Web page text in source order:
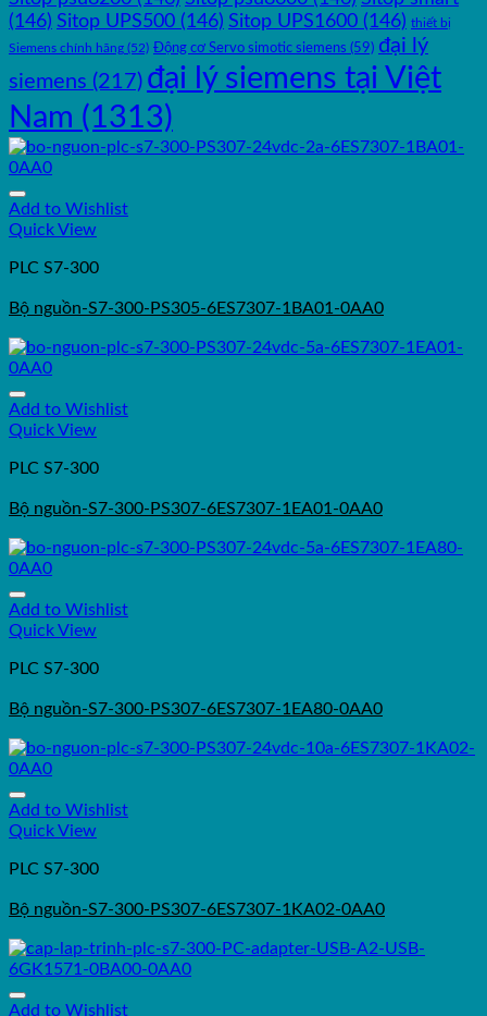
(146) Sitop UPS500 (146) Sitop UPS1600 (146) thiết bị
Siemens chính hãng (52) Động cơ Servo simotic siemens (59) đại lý
siemens (217) đại lý siemens tại Việt
Nam (1313)
Add to Wishlist
Quick View
PLC S7-300
Bộ nguồn-S7-300-PS305-6ES7307-1BA01-0AA0
Add to Wishlist
Quick View
PLC S7-300
Bộ nguồn-S7-300-PS307-6ES7307-1EA01-0AA0
Add to Wishlist
Quick View
PLC S7-300
Bộ nguồn-S7-300-PS307-6ES7307-1EA80-0AA0
Add to Wishlist
Quick View
PLC S7-300
Bộ nguồn-S7-300-PS307-6ES7307-1KA02-0AA0
Add to Wishlist